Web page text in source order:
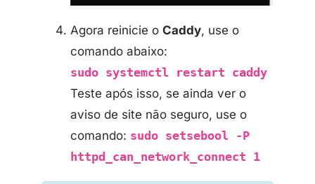
Agora reinicie o Caddy, use o
comando abaixo:
sudo systemctl restart caddy
Teste após isso, se ainda ver o
aviso de site não seguro, use o
comando: sudo setsebool -P
httpd_can_network_connect 1